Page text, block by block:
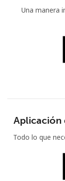
Mantente en
Una manera
Aplicación
Todo lo que